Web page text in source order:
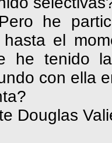
he
el
he tenido
con ella
Douglas